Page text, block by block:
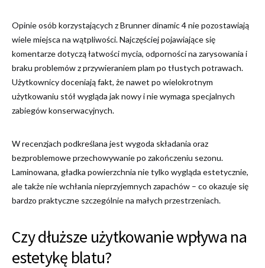
Opinie osób korzystających z Brunner dinamic 4 nie pozostawiają
wiele miejsca na wątpliwości. Najczęściej pojawiające się
komentarze dotyczą łatwości mycia, odporności na zarysowania i
braku problemów z przywieraniem plam po tłustych potrawach.
Użytkownicy doceniają fakt, że nawet po wielokrotnym
użytkowaniu stół wygląda jak nowy i nie wymaga specjalnych
zabiegów konserwacyjnych.
W recenzjach podkreślana jest wygoda składania oraz
bezproblemowe przechowywanie po zakończeniu sezonu.
Laminowana, gładka powierzchnia nie tylko wygląda estetycznie,
ale także nie wchłania nieprzyjemnych zapachów – co okazuje się
bardzo praktyczne szczególnie na małych przestrzeniach.
Czy dłuższe użytkowanie wpływa na
estetykę blatu?